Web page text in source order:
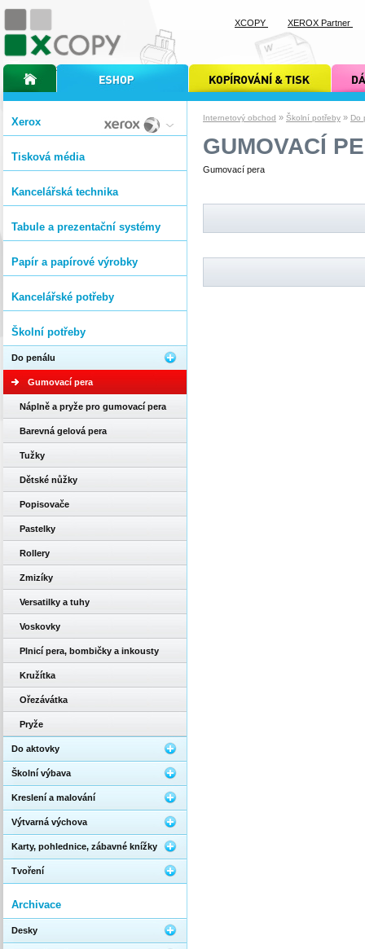
Internetový obchod » Školní potřeby » Do
GUMOVACÍ
Gumovací pera
Xerox
Tisková média
Kancelářská technika
Tabule a prezentační systémy
Papír a papírové výrobky
Kancelářské potřeby
Školní potřeby
Do penálu
Gumovací pera
Náplně a pryže pro gumovací pera
Barevná gelová pera
Tužky
Dětské nůžky
Popisovače
Pastelky
Rollery
Zmizíky
Versatilky a tuhy
Voskovky
Plnicí pera, bombičky a inkousty
Kružítka
Ořezávátka
Pryže
Do aktovky
Školní výbava
Kreslení a malování
Výtvarná výchova
Karty, pohlednice, zábavné knížky
Tvoření
Archivace
Desky
úvodní stránka xcopyinternetový obchod xcopy kopírování a tisk xcopy dárkové
XCOPY XEROX Partner